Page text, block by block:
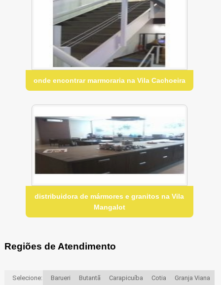
onde encontrar marmoraria na Vila Cachoeira
distribuidora de mármores e granitos na Vila
Mangalot
Regiões de Atendimento
Selecione: Barueri Butantã Carapicuíba Cotia Granja Viana